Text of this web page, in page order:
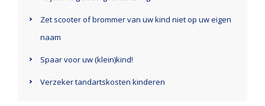
Zet scooter of brommer van uw kind niet op uw eigen
naam
Spaar voor uw (klein)kind!
Verzeker tandartskosten kinderen